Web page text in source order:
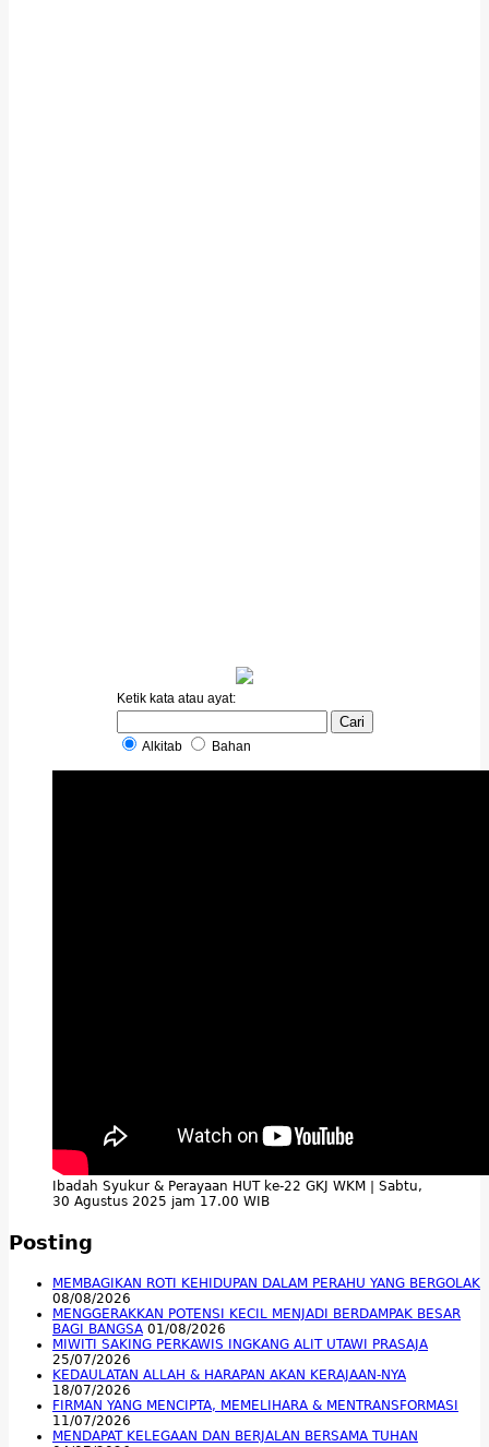
Ketik kata atau ayat:
Alkitab Bahan
Ibadah Syukur & Perayaan HUT ke-22 GKJ WKM | Sabtu,
30 Agustus 2025 jam 17.00 WIB
Posting
MEMBAGIKAN ROTI KEHIDUPAN DALAM PERAHU YANG BERGOLAK
08/08/2026
MENGGERAKKAN POTENSI KECIL MENJADI BERDAMPAK BESAR
BAGI BANGSA 01/08/2026
MIWITI SAKING PERKAWIS INGKANG ALIT UTAWI PRASAJA
25/07/2026
KEDAULATAN ALLAH & HARAPAN AKAN KERAJAAN-NYA
18/07/2026
FIRMAN YANG MENCIPTA, MEMELIHARA & MENTRANSFORMASI
11/07/2026
MENDAPAT KELEGAAN DAN BERJALAN BERSAMA TUHAN